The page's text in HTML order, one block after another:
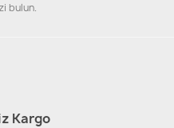
bulun.
Kargo